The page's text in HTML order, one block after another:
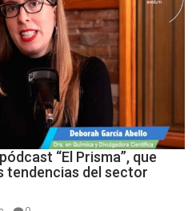
“El Prisma”, que
tendencias del sector